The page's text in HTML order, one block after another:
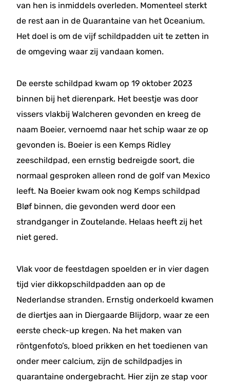
van hen is inmiddels overleden. Momenteel sterkt
de rest aan in de Quarantaine van het Oceanium.
Het doel is om de vijf schildpadden uit te zetten in
de omgeving waar zij vandaan komen.
De eerste schildpad kwam op 19 oktober 2023
binnen bij het dierenpark. Het beestje was door
vissers vlakbij Walcheren gevonden en kreeg de
naam Boeier, vernoemd naar het schip waar ze op
gevonden is. Boeier is een Kemps Ridley
zeeschildpad, een ernstig bedreigde soort, die
normaal gesproken alleen rond de golf van Mexico
leeft. Na Boeier kwam ook nog Kemps schildpad
Bløf binnen, die gevonden werd door een
strandganger in Zoutelande. Helaas heeft zij het
niet gered.
Vlak voor de feestdagen spoelden er in vier dagen
tijd vier dikkopschildpadden aan op de
Nederlandse stranden. Ernstig onderkoeld kwamen
de diertjes aan in Diergaarde Blijdorp, waar ze een
eerste check-up kregen. Na het maken van
röntgenfoto’s, bloed prikken en het toedienen van
onder meer calcium, zijn de schildpadjes in
quarantaine ondergebracht. Hier zijn ze stap voor